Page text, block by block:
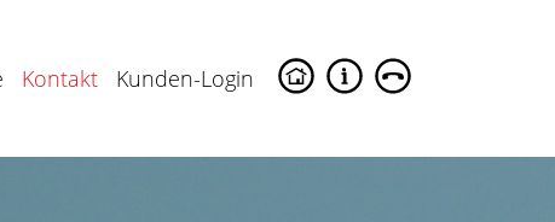
Kontakt Kunden-Login